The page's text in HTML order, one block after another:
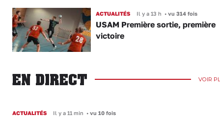
ACTUALITÉS Il y a 13 h •vu 314 fois
USAM Première sortie, première
victoire
EN DIRECT VOIR
ACTUALITÉS Il y a 11 min • vu 10 fois